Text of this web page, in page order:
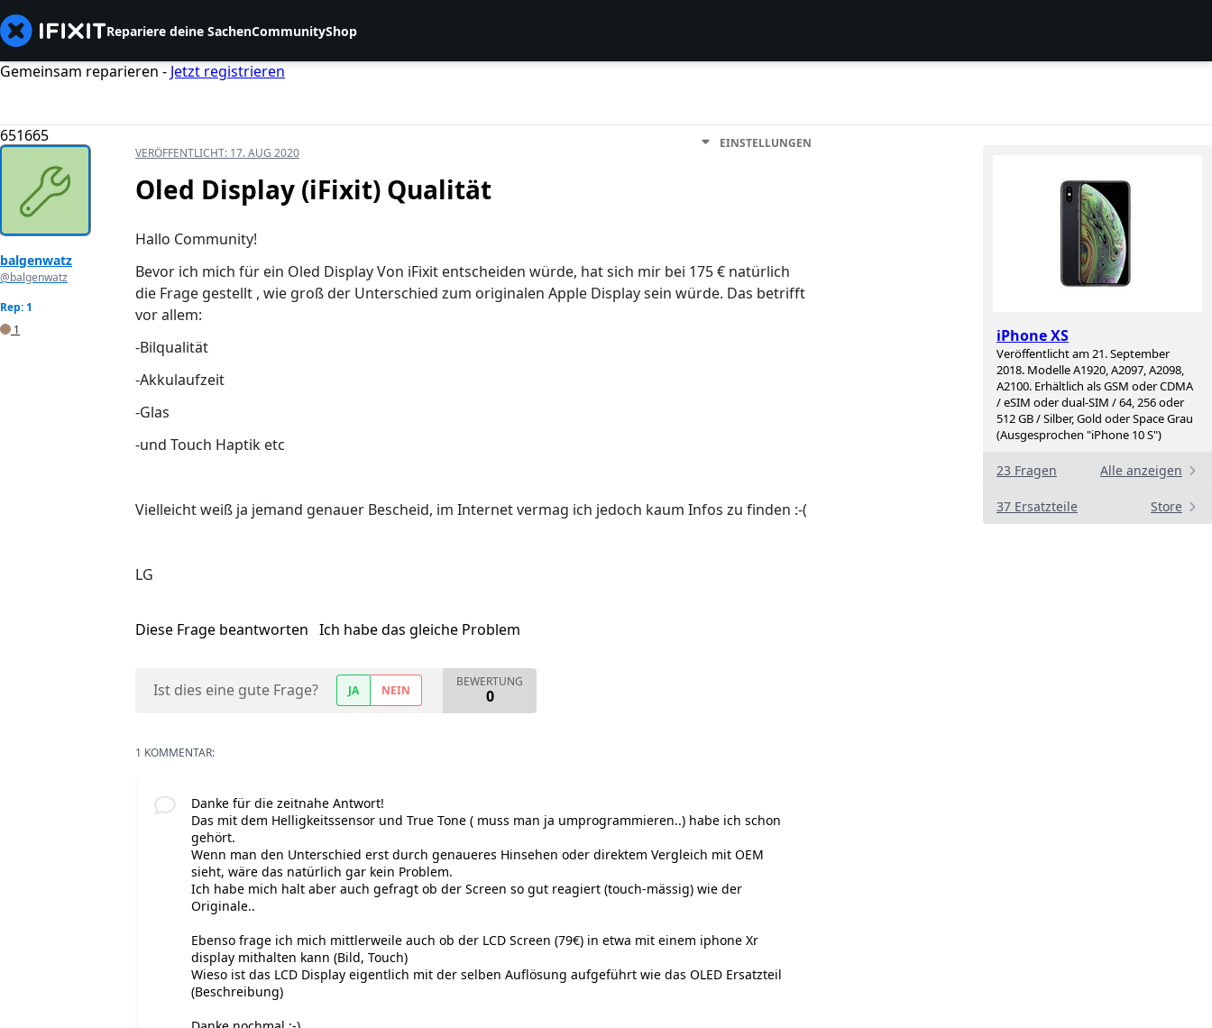
Repariere deine SachenCommunityShop
Gemeinsam reparieren - Jetzt registrieren
651665
iPhone XS
Veröffentlicht am 21. September
2018. Modelle A1920, A2097, A2098,
A2100. Erhältlich als GSM oder CDMA
/ eSIM oder dual-SIM / 64, 256 oder
512 GB / Silber, Gold oder Space Grau
(Ausgesprochen "iPhone 10 S")
23 Fragen Alle anzeigen
37 Ersatzteile Store
balgenwatz
@balgenwatz
Rep: 1
1
VERÖFFENTLICHT: 17. AUG 2020
EINSTELLUNGEN
Oled Display (iFixit) Qualität
Hallo Community!
Bevor ich mich für ein Oled Display Von iFixit entscheiden würde, hat sich mir bei 175 € natürlich
die Frage gestellt , wie groß der Unterschied zum originalen Apple Display sein würde. Das betrifft
vor allem:
-Bilqualität
-Akkulaufzeit
-Glas
-und Touch Haptik etc
Vielleicht weiß ja jemand genauer Bescheid, im Internet vermag ich jedoch kaum Infos zu finden :-(
LG
Diese Frage beantworten Ich habe das gleiche Problem
Ist dies eine gute Frage? JA NEIN
BEWERTUNG
0
1 KOMMENTAR:
Danke für die zeitnahe Antwort!
Das mit dem Helligkeitssensor und True Tone ( muss man ja umprogrammieren..) habe ich schon
gehört.
Wenn man den Unterschied erst durch genaueres Hinsehen oder direktem Vergleich mit OEM
sieht, wäre das natürlich gar kein Problem.
Ich habe mich halt aber auch gefragt ob der Screen so gut reagiert (touch-mässig) wie der
Originale..
Ebenso frage ich mich mittlerweile auch ob der LCD Screen (79€) in etwa mit einem iphone Xr
display mithalten kann (Bild, Touch)
Wieso ist das LCD Display eigentlich mit der selben Auflösung aufgeführt wie das OLED Ersatzteil
(Beschreibung)